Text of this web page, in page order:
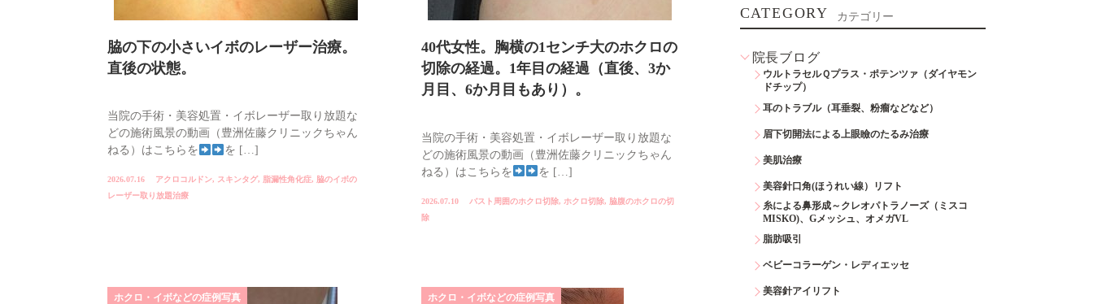
脇の下の小さいイボのレーザー治療。
直後の状態。
当院の手術・美容処置・イボレーザー取り放題な
どの施術風景の動画（豊洲佐藤クリニックちゃん
ねる）はこちらを
を […]
2026.07.16 アクロコルドン, スキンタグ, 脂漏性角化症, 脇のイボの
レーザー取り放題治療
40代女性。胸横の1センチ大のホクロの
切除の経過。1年目の経過（直後、3か
月目、6か月目もあり）。
当院の手術・美容処置・イボレーザー取り放題な
どの施術風景の動画（豊洲佐藤クリニックちゃん
ねる）はこちらを
を […]
2026.07.10 バスト周囲のホクロ切除, ホクロ切除, 脇腹のホクロの切
除
ホクロ・イボなどの症例写真 ホクロ・イボなどの症例写真
CATEGORY カテゴリー
院長ブログ
ウルトラセルＱプラス・ポテンツァ（ダイヤモン
ドチップ）
耳のトラブル（耳垂裂、粉瘤などなど）
眉下切開法による上眼瞼のたるみ治療
美肌治療
美容針口角(ほうれい線）リフト
糸による鼻形成～クレオパトラノーズ（ミスコ
MISKO)、Gメッシュ、オメガVL
脂肪吸引
ベビーコラーゲン・レディエッセ
美容針アイリフト